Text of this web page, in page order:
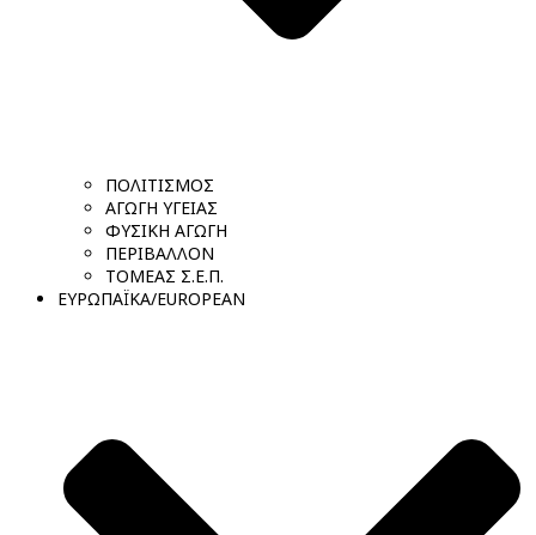
ΠΟΛΙΤΙΣΜΟΣ
ΑΓΩΓΗ ΥΓΕΙΑΣ
ΦΥΣΙΚΗ ΑΓΩΓΗ
ΠΕΡΙΒΑΛΛΟΝ
ΤΟΜΕΑΣ Σ.Ε.Π.
ΕΥΡΩΠΑΪΚΑ/EUROPEAN